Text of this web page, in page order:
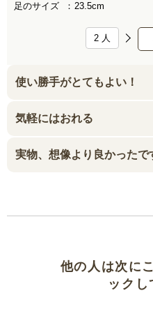
足のサイズ
23.5cm
2 人
使い勝手がとてもよい！
気軽にはおれる
実物、想像より良かったで
他の人は次に
ックし